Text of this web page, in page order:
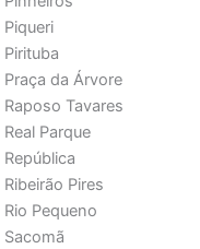
da Árvore
Tavares
Parque
Pires
Pequeno